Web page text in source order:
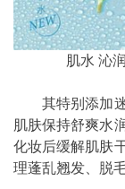
肌水 沁
其特别添加迷
肌肤保持舒爽水
化妆后缓解肌肤
理蓬乱翘发、脱